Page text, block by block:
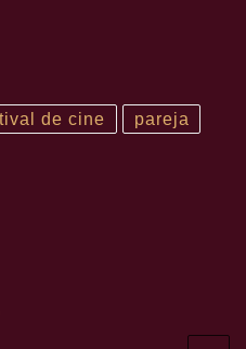
de cine pareja